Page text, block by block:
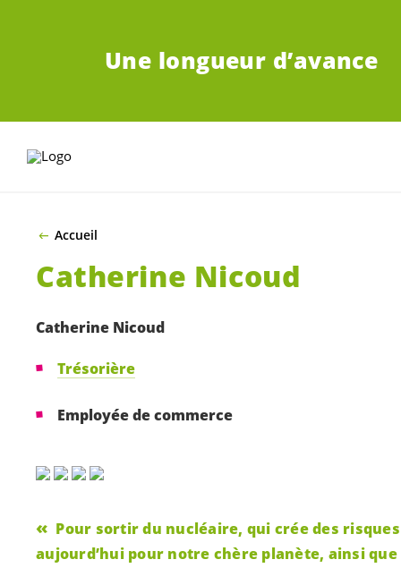
Une longueur d’avance
Accueil
Catherine Nicoud
Catherine Nicoud
Trésorière
Employée de commerce
Pour sortir du nucléaire, qui crée des risques
aujourd’hui pour notre chère planète, ainsi